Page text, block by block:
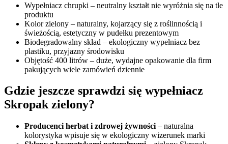
Wypełniacz chrupki – neutralny kształt nie wyróżnia się na tle
produktu
Kolor zielony – naturalny, kojarzący się z roślinnością i
świeżością, estetyczny w pudełku prezentowym
Biodegradowalny skład – ekologiczny wypełniacz bez
plastiku, przyjazny środowisku
Objętość 400 litrów – duże, wydajne opakowanie dla firm
pakujących wiele zamówień dziennie
Gdzie jeszcze sprawdzi się wypełniacz
Skropak zielony?
Producenci herbat i zdrowej żywności – naturalna
kolorystyka wpisuje się w ekologiczny wizerunek marki